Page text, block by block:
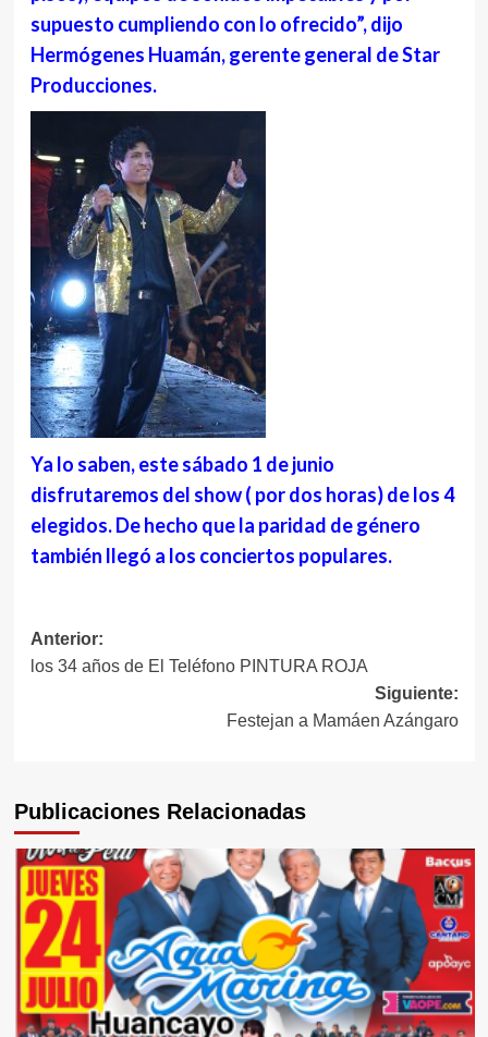
supuesto cumpliendo con lo ofrecido”, dijo
Hermógenes Huamán, gerente general de Star
Producciones.
Ya lo saben, este sábado 1 de junio
disfrutaremos del show ( por dos horas) de los 4
elegidos. De hecho que la paridad de género
también llegó a los conciertos populares.
Navegación
de
Anterior:
los 34 años de El Teléfono PINTURA ROJA
Siguiente:
Festejan a Mamáen Azángaro
Publicaciones Relacionadas